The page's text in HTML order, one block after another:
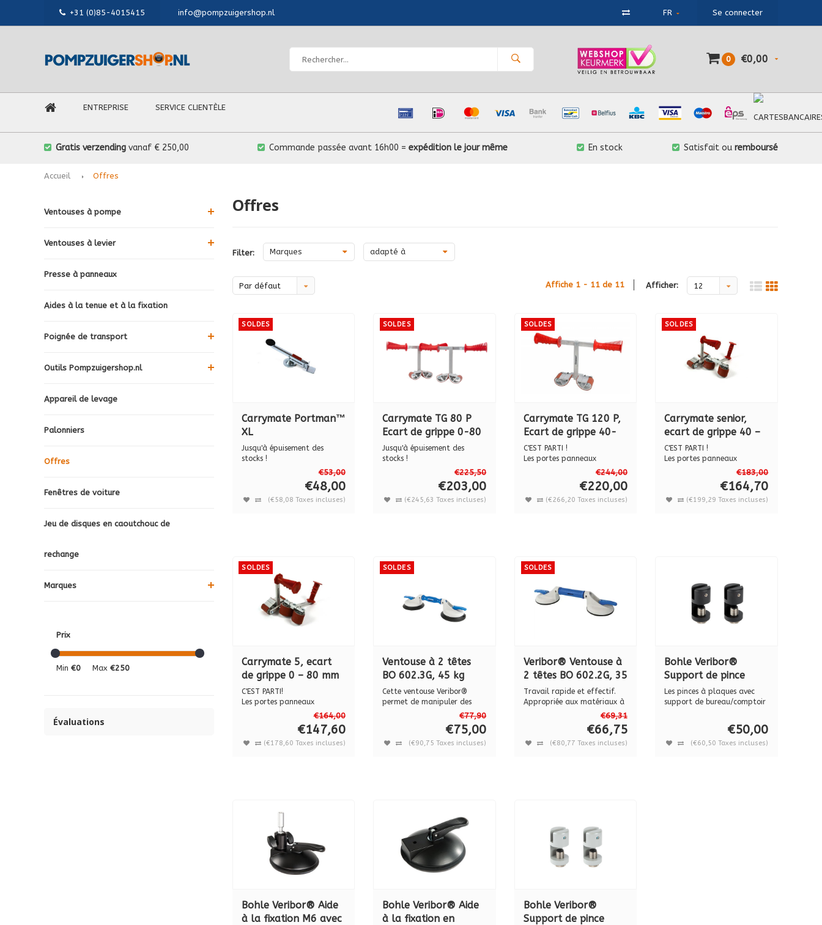
+31 (0)85-4015415 info@pompzuigershop.nl FR Se connecter
0 €0,00
ENTREPRISE SERVICE CLIENTÈLE
Gratis verzending vanaf € 250,00 Commande passée avant 16h00 =expédition le jour même En stock Satisfait ou remboursé
Accueil Offres
Ventouses à pompe
Ventouses à levier
Presse à panneaux
Aides à la tenue et à la fixation
Poignée de transport
Outils Pompzuigershop.nl
Appareil de levage
Palonniers
Offres
Fenêtres de voiture
Jeu de disques en caoutchouc de
rechange
Marques
Prix
Min €0 Max €250
Évaluations
Offres
Filter: Marques adapté à
Par défaut Affiche 1 - 11 de 11 Afficher: 12
SOLDES
Carrymate Portman™
XL
Jusqu'à épuisement des
stocks !
Carrymate® Portman™ XL...
€53,00
€48,00
(€58,08 Taxes incluses)
SOLDES
Carrymate TG 80 P
Ecart de grippe 0-80
mm
Jusqu'à épuisement des
stocks !
Les portes panneaux CARRY...
€225,50
€203,00
(€245,63 Taxes incluses)
SOLDES
Carrymate TG 120 P,
Ecart de grippe 40-
120 mm
C'EST PARTI !
Les portes panneaux
CARRYMATE® sont livrés ...
€244,00
€220,00
(€266,20 Taxes incluses)
SOLDES
Carrymate senior,
ecart de grippe 40 –
120 mm
C'EST PARTI !
Les portes panneaux
CARRYMATE® sont livrés ...
€183,00
€164,70
(€199,29 Taxes incluses)
SOLDES
Carrymate 5, ecart
de grippe 0 – 80 mm
C'EST PARTI!
Les portes panneaux
CARRYMATE® sont livrés p...
€164,00
€147,60
(€178,60 Taxes incluses)
SOLDES
Ventouse à 2 têtes
BO 602.3G, 45 kg
Cette ventouse Veribor®
permet de manipuler des
€77,90
€75,00
(€90,75 Taxes incluses)
SOLDES
Veribor® Ventouse à
2 têtes BO 602.2G, 35
kg.
Travail rapide et effectif.
Appropriée aux matériaux à
€69,31
€66,75
(€80,77 Taxes incluses)
Bohle Veribor®
Support de pince
VetroScreen
aluminium, noir mat
Les pinces à plaques avec
support de bureau/comptoir
€50,00
(€60,50 Taxes incluses)
Bohle Veribor® Aide
à la fixation M6 avec
Bohle Veribor® Aide
à la fixation en
Bohle Veribor®
Support de pince